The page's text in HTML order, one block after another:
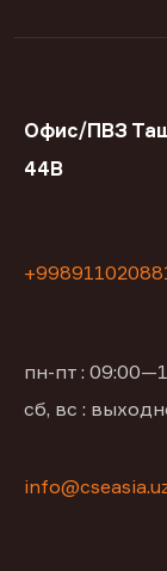
Офис/ПВЗ
44В
пн-пт :
сб, вс :